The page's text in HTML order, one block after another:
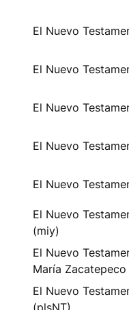
El Nuevo
El Nuevo
El Nuevo
El Nuevo
El Nuevo
El Nuevo
(miy)
El Nuevo
María Zacatepeco
El Nuevo
(plsNT)